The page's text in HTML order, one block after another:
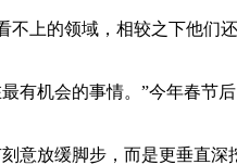
上的领域，相较之下他们
有机会的事情。”今年春节
放缓脚步，而是更垂直深